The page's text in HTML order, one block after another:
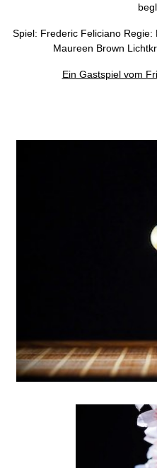
Spiel: Frederic Feliciano
Maureen Brown
Ein Gastspiel vom